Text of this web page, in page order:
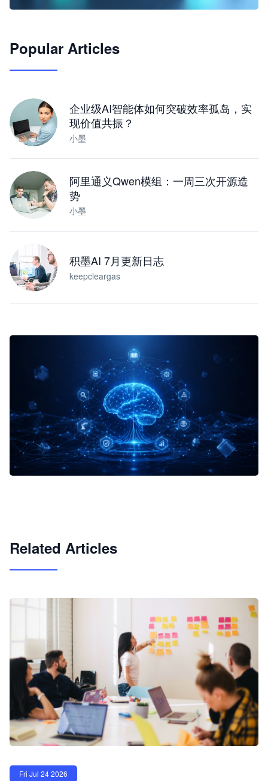
JimoClaw 桌面 AI Agent 工作台
Popular Articles
企业级AI智能体如何突破效率孤岛，实
现价值共振？
小墨
阿里通义Qwen模组：一周三次开源造
势
小墨
积墨AI 7月更新日志
keepcleargas
Related Articles
Fri Jul 24 2026